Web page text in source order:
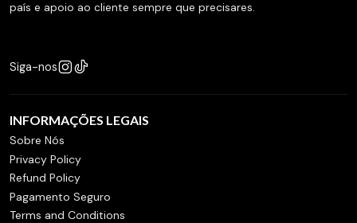
país e apoio ao cliente sempre que precisares.
Siga-nos
INFORMAÇÕES LEGAIS
Sobre Nós
Privacy Policy
Refund Policy
Pagamento Seguro
Terms and Conditions